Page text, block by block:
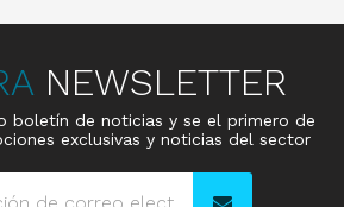
NEWSLETTER
boletín de noticias y se el primero de
exclusivas y noticias del sector